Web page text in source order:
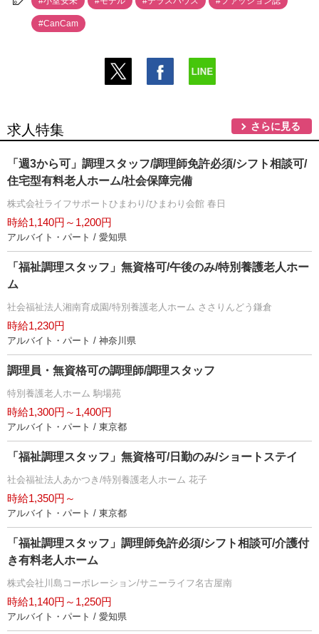
#CanCam
求人特集 さらに見る
「週3から可」調理スタッフ/調理師免許必須/シフト相談可/
住宅型有料老人ホーム/社会保障完備
株式会社ライフサポートひまわり/ひまわり会館 春日
時給1,140円～1,200円
アルバイト・パート / 愛知県
「福祉調理スタッフ」無資格可/午後のみ/特別養護老人ホー
ム
社会福祉法人湘南育成園/特別養護老人ホーム ささりんどう鎌倉
時給1,230円
アルバイト・パート / 神奈川県
調理員・無資格可の調理師/調理スタッフ
特別養護老人ホーム 駒場苑
時給1,300円～1,400円
アルバイト・パート / 東京都
「福祉調理スタッフ」無資格可/日勤のみ/ショートステイ
社会福祉法人あかつき/特別養護老人ホーム 花子
時給1,350円～
アルバイト・パート / 東京都
「福祉調理スタッフ」調理師免許必須/シフト相談可/介護付
き有料老人ホーム
株式会社川島コーポレーション/サニーライフ名古屋南
時給1,140円～1,250円
アルバイト・パート / 愛知県